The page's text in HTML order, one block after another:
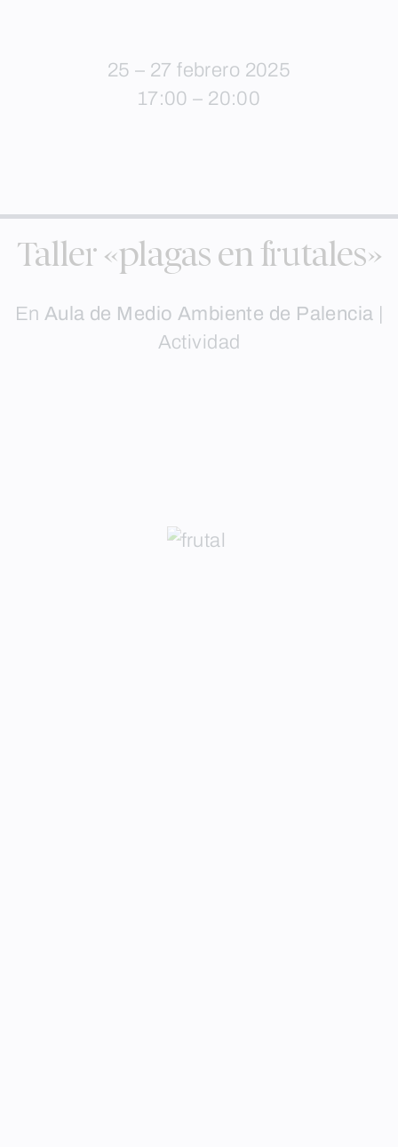
25 – 27 febrero 2025
17:00 – 20:00
Taller «plagas en frutales»
En Aula de Medio Ambiente de Palencia
Actividad